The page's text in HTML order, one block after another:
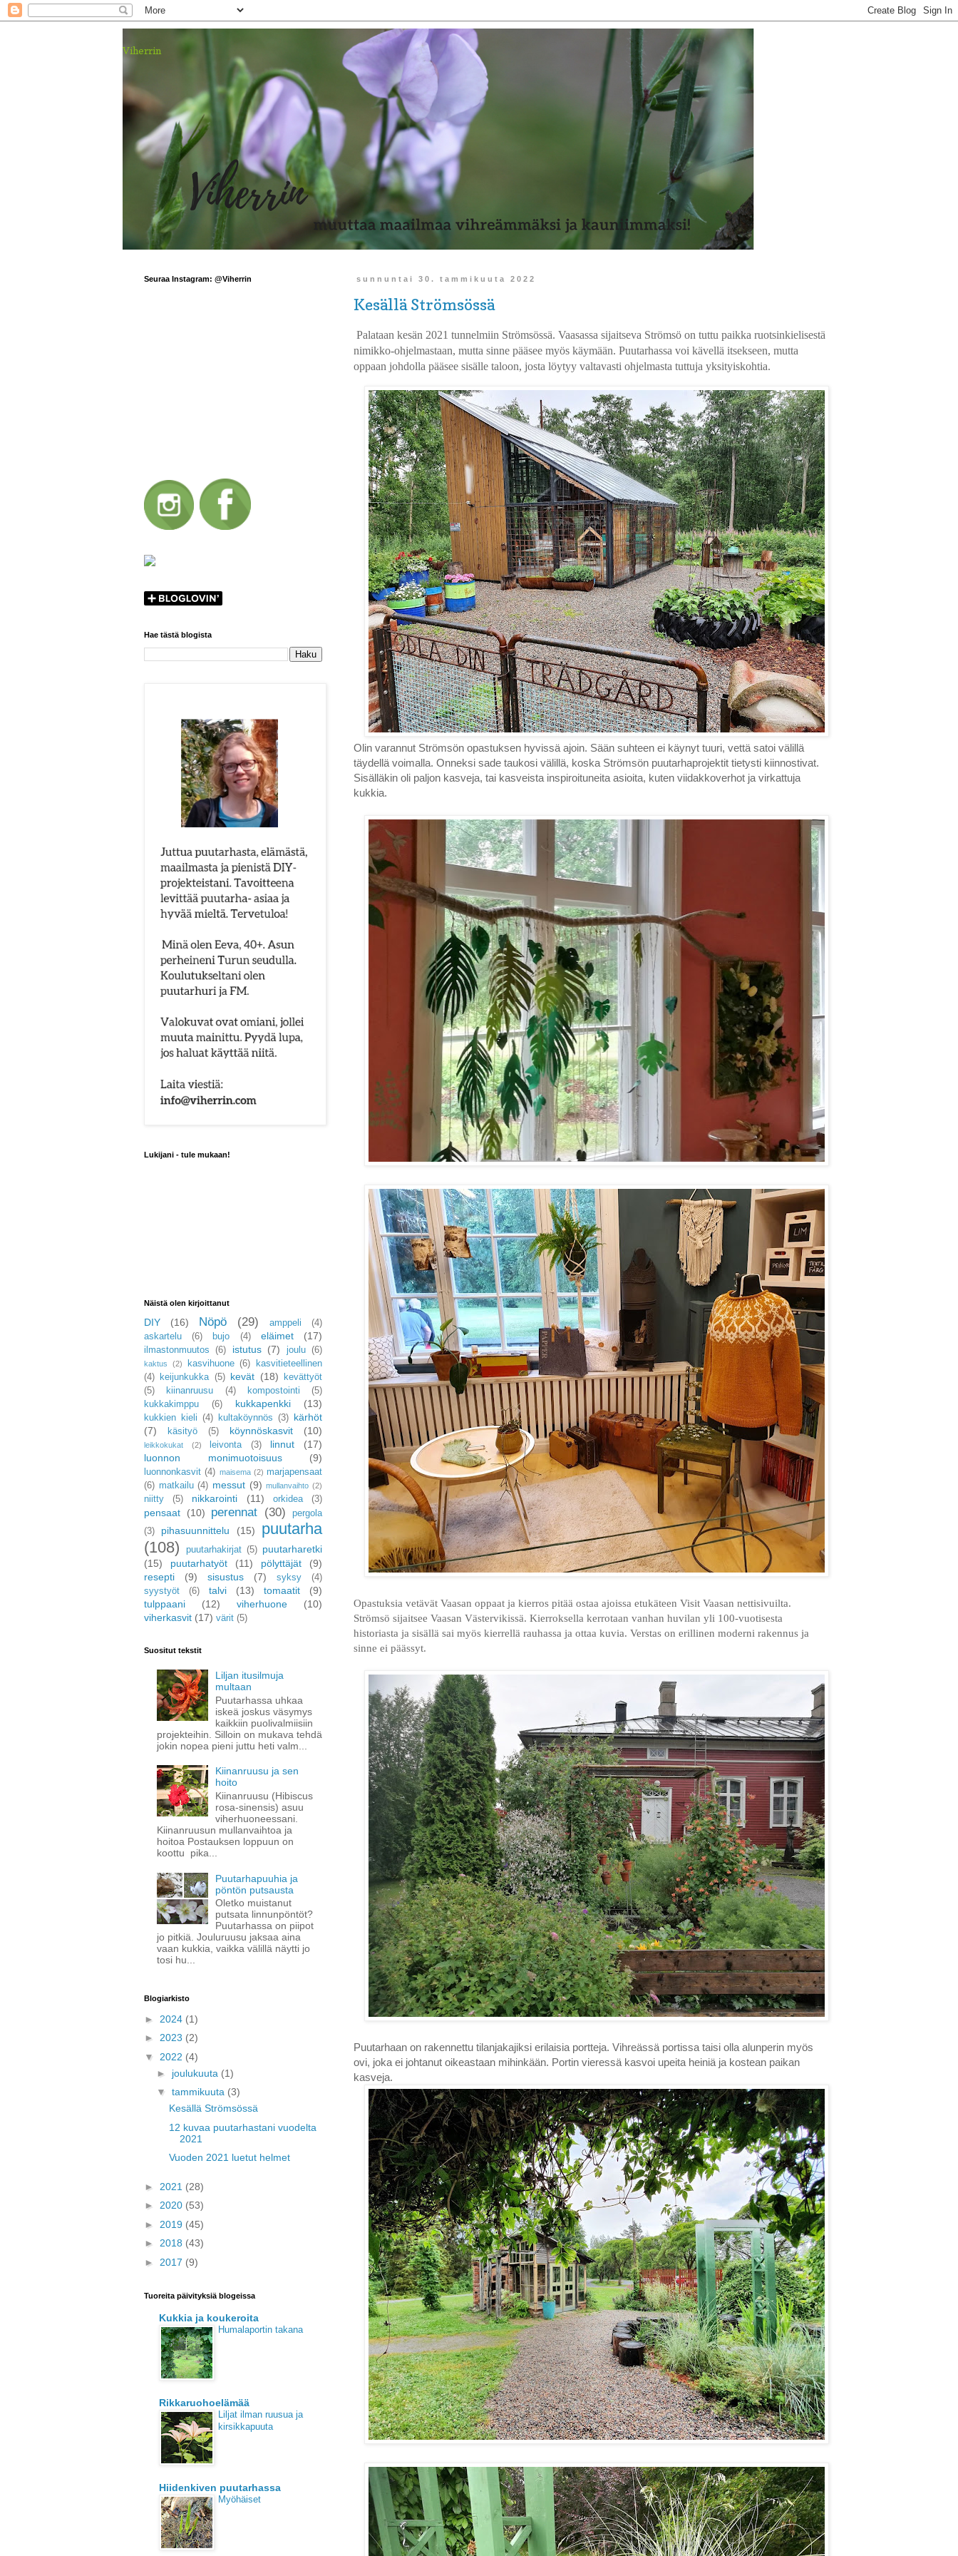
Viherrin
sunnuntai 30. tammikuuta 2022
Kesällä Strömsössä
Palataan kesän 2021 tunnelmiin Strömsössä. Vaasassa sijaitseva Strömsö on tuttu paikka ruotsinkielisestä
nimikko-ohjelmastaan, mutta sinne pääsee myös käymään. Puutarhassa voi kävellä itsekseen, mutta
oppaan johdolla pääsee sisälle taloon, josta löytyy valtavasti ohjelmasta tuttuja yksityiskohtia.
Olin varannut Strömsön opastuksen hyvissä ajoin. Sään suhteen ei käynyt tuuri, vettä satoi välillä
täydellä voimalla. Onneksi sade taukosi välillä, koska Strömsön puutarhaprojektit tietysti kiinnostivat.
Sisälläkin oli paljon kasveja, tai kasveista inspiroituneita asioita, kuten viidakkoverhot ja virkattuja
kukkia.
Opastuksia vetävät Vaasan oppaat ja kierros pitää ostaa ajoissa etukäteen Visit Vaasan nettisivuilta.
Strömsö sijaitsee Vaasan Västervikissä. Kierroksella kerrotaan vanhan huvilan yli 100-vuotisesta
historiasta ja sisällä sai myös kierrellä rauhassa ja ottaa kuvia. Verstas on erillinen moderni rakennus ja
sinne ei päässyt.
Puutarhaan on rakennettu tilanjakajiksi erilaisia portteja. Vihreässä portissa taisi olla alunperin myös
ovi, joka ei johtanut oikeastaan mihinkään. Portin vieressä kasvoi upeita heiniä ja kostean paikan
kasveja.
Seuraa Instagram: @Viherrin
Hae tästä blogista
Lukijani - tule mukaan!
Näistä olen kirjoittanut
DIY (16) Nöpö (29) amppeli
(4)
askartelu
(6) bujo (4) eläimet (17)
ilmastonmuutos (6) istutus (7) joulu (6)
kaktus (2) kasvihuone (6)
kasvitieteellinen
(4)
keijunkukka (5) kevät (18)
kevättyöt
(5)
kiinanruusu (4) kompostointi
(5)
kukkakimppu
(6) kukkapenkki (13)
kukkien kieli (4) kultaköynnös (3) kärhöt
(7)
käsityö (5) köynnöskasvit (10)
leikkokukat (2) leivonta (3) linnut
(17)
luonnon monimuotoisuus
(9)
luonnonkasvit (4) maisema (2) marjapensaat
(6) matkailu (4) messut (9) mullanvaihto (2)
niitty (5) nikkarointi (11) orkidea (3)
pensaat (10) perennat (30)
pergola
(3)
pihasuunnittelu (15)
puutarha
(108)
puutarhakirjat (5) puutarharetki
(15)
puutarhatyöt (11) pölyttäjät
(9)
resepti
(9) sisustus (7) syksy
(4)
syystyöt
(6) talvi (13) tomaatit
(9)
tulppaani
(12) viherhuone
(10)
viherkasvit (17) värit (5)
Suositut tekstit
Liljan itusilmuja
multaan
Puutarhassa uhkaa
iskeä joskus väsymys
kaikkiin puolivalmiisiin
projekteihin. Silloin on mukava tehdä
jokin nopea pieni juttu heti valm...
Kiinanruusu ja sen
hoito
Kiinanruusu (Hibiscus
rosa-sinensis) asuu
viherhuoneessani.
Kiinanruusun mullanvaihtoa ja
hoitoa Postauksen loppuun on
koottu pika...
Puutarhapuuhia ja
pöntön putsausta
Oletko muistanut
putsata linnunpöntöt?
Puutarhassa on piipot
jo pitkiä. Jouluruusu jaksaa aina
vaan kukkia, vaikka välillä näytti jo
tosi hu...
Blogiarkisto
► 2024 (1)
► 2023 (2)
▼ 2022 (4)
► joulukuuta (1)
▼ tammikuuta (3)
Kesällä Strömsössä
12 kuvaa puutarhastani vuodelta
2021
Vuoden 2021 luetut helmet
► 2021 (28)
► 2020 (53)
► 2019 (45)
► 2018 (43)
► 2017 (9)
Tuoreita päivityksiä blogeissa
Kukkia ja koukeroita
Humalaportin takana
Rikkaruohoelämää
Liljat ilman ruusua ja
kirsikkapuuta
Hiidenkiven puutarhassa
Myöhäiset